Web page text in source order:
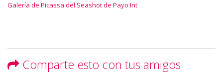
Galería de Picassa del Seashot de Payo Int
Comparte esto con tus amigos